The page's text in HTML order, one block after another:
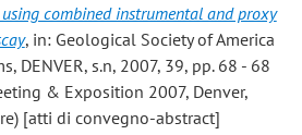
combined instrumental and proxy
, in: Geological Society of America
DENVER, s.n, 2007, 39, pp. 68 - 68
& Exposition 2007, Denver,
[atti di convegno-abstract]